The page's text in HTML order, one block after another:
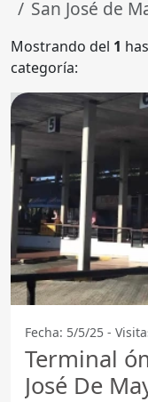
San José de
Mostrando del 1
categoría:
Fecha: 5/5/25 -
Terminal
José De